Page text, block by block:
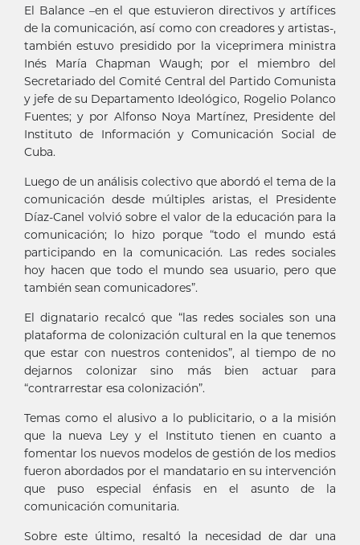
El Balance –en el que estuvieron directivos y artífices
de la comunicación, así como con creadores y artistas-,
también estuvo presidido por la viceprimera ministra
Inés María Chapman Waugh; por el miembro del
Secretariado del Comité Central del Partido Comunista
y jefe de su Departamento Ideológico, Rogelio Polanco
Fuentes; y por Alfonso Noya Martínez, Presidente del
Instituto de Información y Comunicación Social de
Cuba.
Luego de un análisis colectivo que abordó el tema de la
comunicación desde múltiples aristas, el Presidente
Díaz-Canel volvió sobre el valor de la educación para la
comunicación; lo hizo porque “todo el mundo está
participando en la comunicación. Las redes sociales
hoy hacen que todo el mundo sea usuario, pero que
también sean comunicadores”.
El dignatario recalcó que “las redes sociales son una
plataforma de colonización cultural en la que tenemos
que estar con nuestros contenidos”, al tiempo de no
dejarnos colonizar sino más bien actuar para
“contrarrestar esa colonización”.
Temas como el alusivo a lo publicitario, o a la misión
que la nueva Ley y el Instituto tienen en cuanto a
fomentar los nuevos modelos de gestión de los medios
fueron abordados por el mandatario en su intervención
que puso especial énfasis en el asunto de la
comunicación comunitaria.
Sobre este último, resaltó la necesidad de dar una